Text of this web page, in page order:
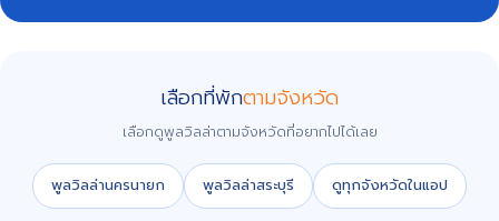
เลือกที่พักตามจังหวัด
เลือกดูพูลวิลล่าตามจังหวัดที่อยากไปได้เลย
พูลวิลล่านครนายก พูลวิลล่าสระบุรี ดูทุกจังหวัดในแอป